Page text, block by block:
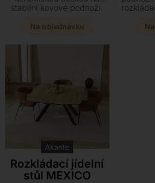
stabilní kovové podnoži.
dílům jej snadno
čímž vytvoříte velkorysý
mnoha odstínů keramiky a
dopřejte svému interiéru
tento funkční skvost.
Na objednávku
při
Akante
Rozkládací jídelní
stůl MEXICO